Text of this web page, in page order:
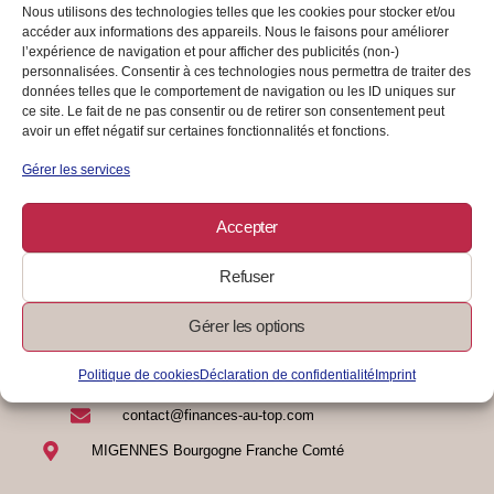
Nous utilisons des technologies telles que les cookies pour stocker et/ou
accéder aux informations des appareils. Nous le faisons pour améliorer
l’expérience de navigation et pour afficher des publicités (non-)
personnalisées. Consentir à ces technologies nous permettra de traiter des
données telles que le comportement de navigation ou les ID uniques sur
ce site. Le fait de ne pas consentir ou de retirer son consentement peut
avoir un effet négatif sur certaines fonctionnalités et fonctions.
Gérer les services
Accepter
Refuser
Gérer les options
Politique de cookiesDéclaration de confidentialitéImprint
AUTO-ENTREPRENDRE
Evite la phobie administrative en apportant un soin particulier au
classement et au rangement.
05/08/2024 / 0 Commentaire
07 83 17 81 04
contact@finances-au-top.com
MIGENNES Bourgogne Franche Comté